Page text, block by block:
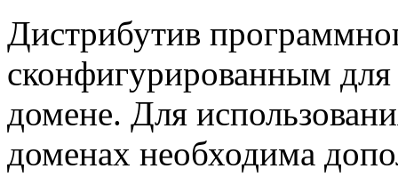
Дистрибутив
сконфигурированным
домене. Для
доменах необходима